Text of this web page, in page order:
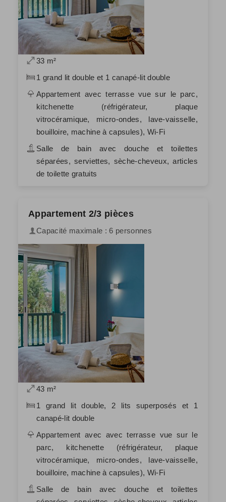
33 m²
1 grand lit double et 1 canapé-lit double
Appartement avec terrasse vue sur le parc,
kitchenette (réfrigérateur, plaque
vitrocéramique, micro-ondes, lave-vaisselle,
bouilloire, machine à capsules), Wi-Fi
Salle de bain avec douche et toilettes
séparées, serviettes, sèche-cheveux, articles
de toilette gratuits
Appartement 2/3 pièces
Capacité maximale : 6 personnes
43 m²
1 grand lit double, 2 lits superposés et 1
canapé-lit double
Appartement avec avec terrasse vue sur le
parc, kitchenette (réfrigérateur, plaque
vitrocéramique, micro-ondes, lave-vaisselle,
bouilloire, machine à capsules), Wi-Fi
Salle de bain avec douche et toilettes